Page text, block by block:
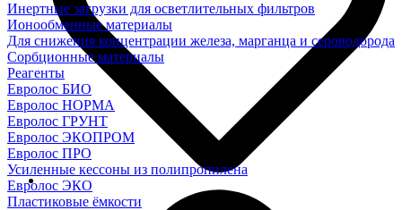
Инертные загрузки для осветлительных фильтров
Ионообменные материалы
Для снижения концентрации железа, марганца и сероводорода
Сорбционные материалы
Реагенты
Евролос БИО
Евролос НОРМА
Евролос ГРУНТ
Евролос ЭКОПРОМ
Евролос ПРО
Усиленные кессоны из полипропилена
Евролос ЭКО
Пластиковые ёмкости